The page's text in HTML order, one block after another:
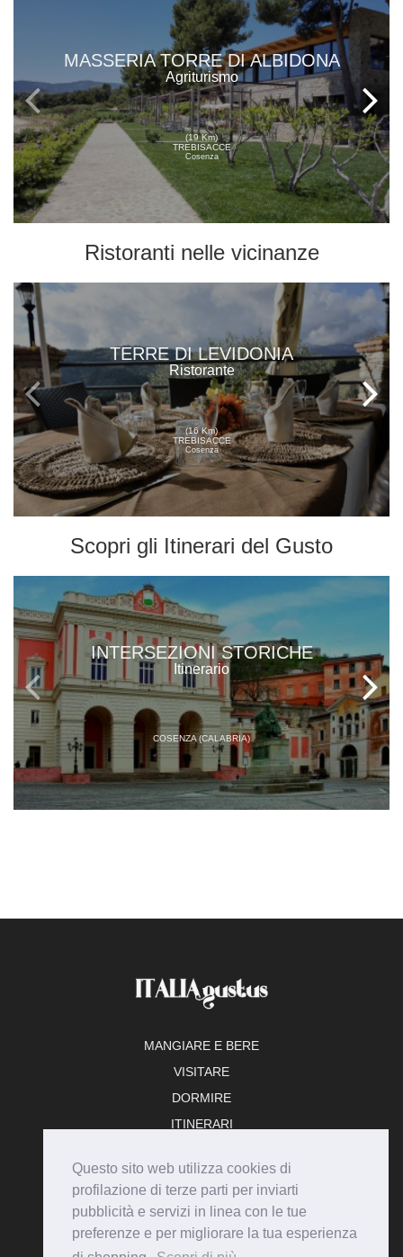
Questo sito web utilizza cookies di
profilazione di terze parti per inviarti
pubblicità e servizi in linea con le tue
preferenze e per migliorare la tua esperienza
MASSERIA TORRE DI ALBIDONA
Agriturismo
(19 Km)
TREBISACCE
Cosenza
Ristoranti nelle vicinanze
TERRE DI LEVIDONIA
Ristorante
(16 Km)
TREBISACCE
Cosenza
Scopri gli Itinerari del Gusto
INTERSEZIONI STORICHE
Itinerario
COSENZA (CALABRIA)
MANGIARE E BERE
VISITARE
DORMIRE
ITINERARI
ADERISCI